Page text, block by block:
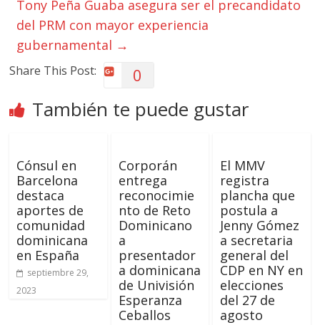
Tony Peña Guaba asegura ser el precandidato
del PRM con mayor experiencia
gubernamental →
Share This Post: 0
También te puede gustar
Cónsul en
Barcelona
destaca
aportes de
comunidad
dominicana
en España
septiembre 29,
2023
Corporán
entrega
reconocimie
nto de Reto
Dominicano
a
presentador
a dominicana
de Univisión
Esperanza
Ceballos
El MMV
registra
plancha que
postula a
Jenny Gómez
a secretaria
general del
CDP en NY en
elecciones
del 27 de
agosto